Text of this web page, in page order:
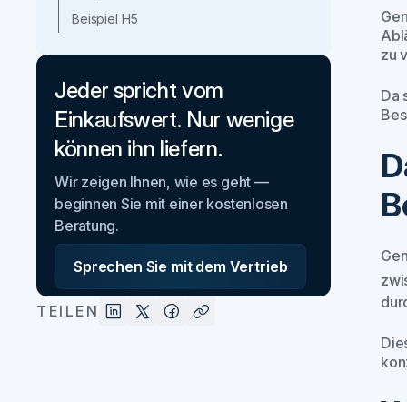
Beispiel H5
Jeder spricht vom
Einkaufswert. Nur wenige
können ihn liefern.
Wir zeigen Ihnen, wie es geht —
beginnen Sie mit einer kostenlosen
Beratung.
Sprechen Sie mit dem Vertrieb
TEILEN
zu
Da